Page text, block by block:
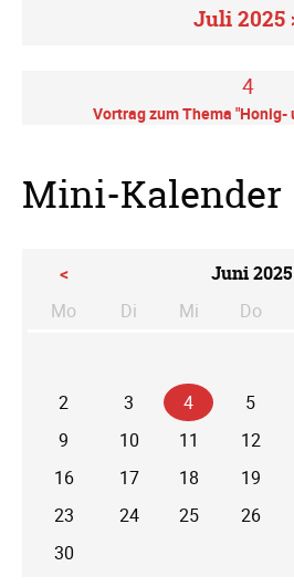
Juli 2025
4
Vortrag zum Thema "Honig-
Mini-Kalender
< Juni 2025
Mo
Di enstag
Mi ttwoch
Do
2
3 4 5
9
10 11 12
16
17 18 19
23
24 25 26
30